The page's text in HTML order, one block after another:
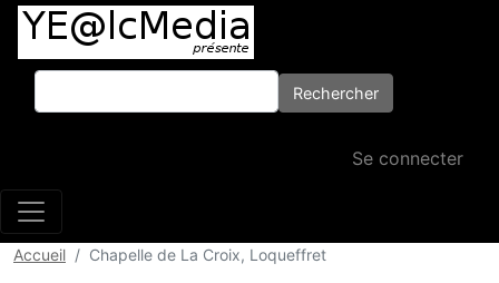
Aller au contenu principal
Rechercher
Menu du
Se connecter
Accueil Chapelle de La Croix, Loqueffret